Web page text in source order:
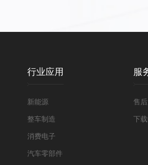
行业应用
新能源
整车制造
消费电子
汽车零部件
服
售
下